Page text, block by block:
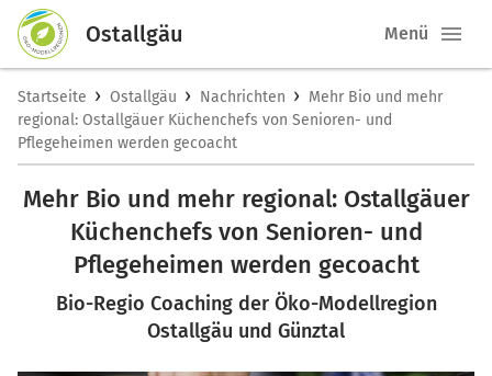
Ostallgäu Menü
Startseite › Ostallgäu › Nachrichten › Mehr Bio und mehr
regional: Ostallgäuer Küchenchefs von Senioren- und
Pflegeheimen werden gecoacht
Mehr Bio und mehr regional: Ostallgäuer
Küchenchefs von Senioren- und
Pflegeheimen werden gecoacht
Bio-Regio Coaching der Öko-Modellregion
Ostallgäu und Günztal